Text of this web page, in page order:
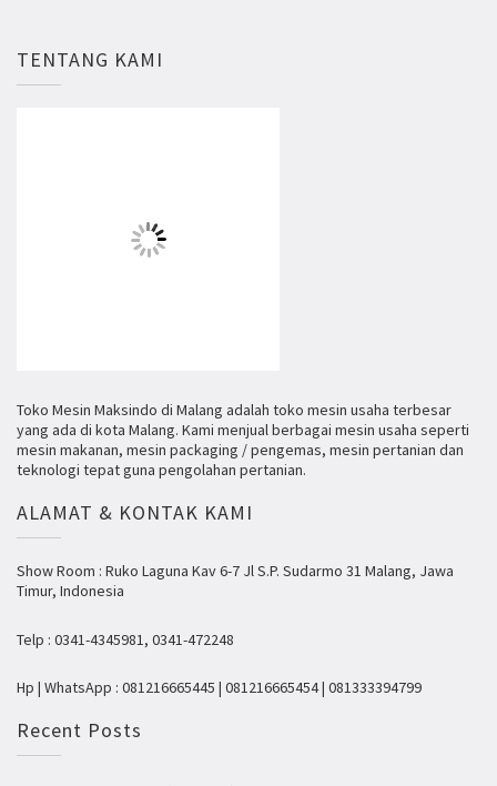
TENTANG KAMI
Toko Mesin Maksindo di Malang adalah toko mesin usaha terbesar
yang ada di kota Malang. Kami menjual berbagai mesin usaha seperti
mesin makanan, mesin packaging / pengemas, mesin pertanian dan
teknologi tepat guna pengolahan pertanian.
ALAMAT & KONTAK KAMI
Show Room : Ruko Laguna Kav 6-7 Jl S.P. Sudarmo 31 Malang, Jawa
Timur, Indonesia
Telp : 0341-4345981, 0341-472248
Hp | WhatsApp : 081216665445 | 081216665454 | 081333394799
Recent Posts